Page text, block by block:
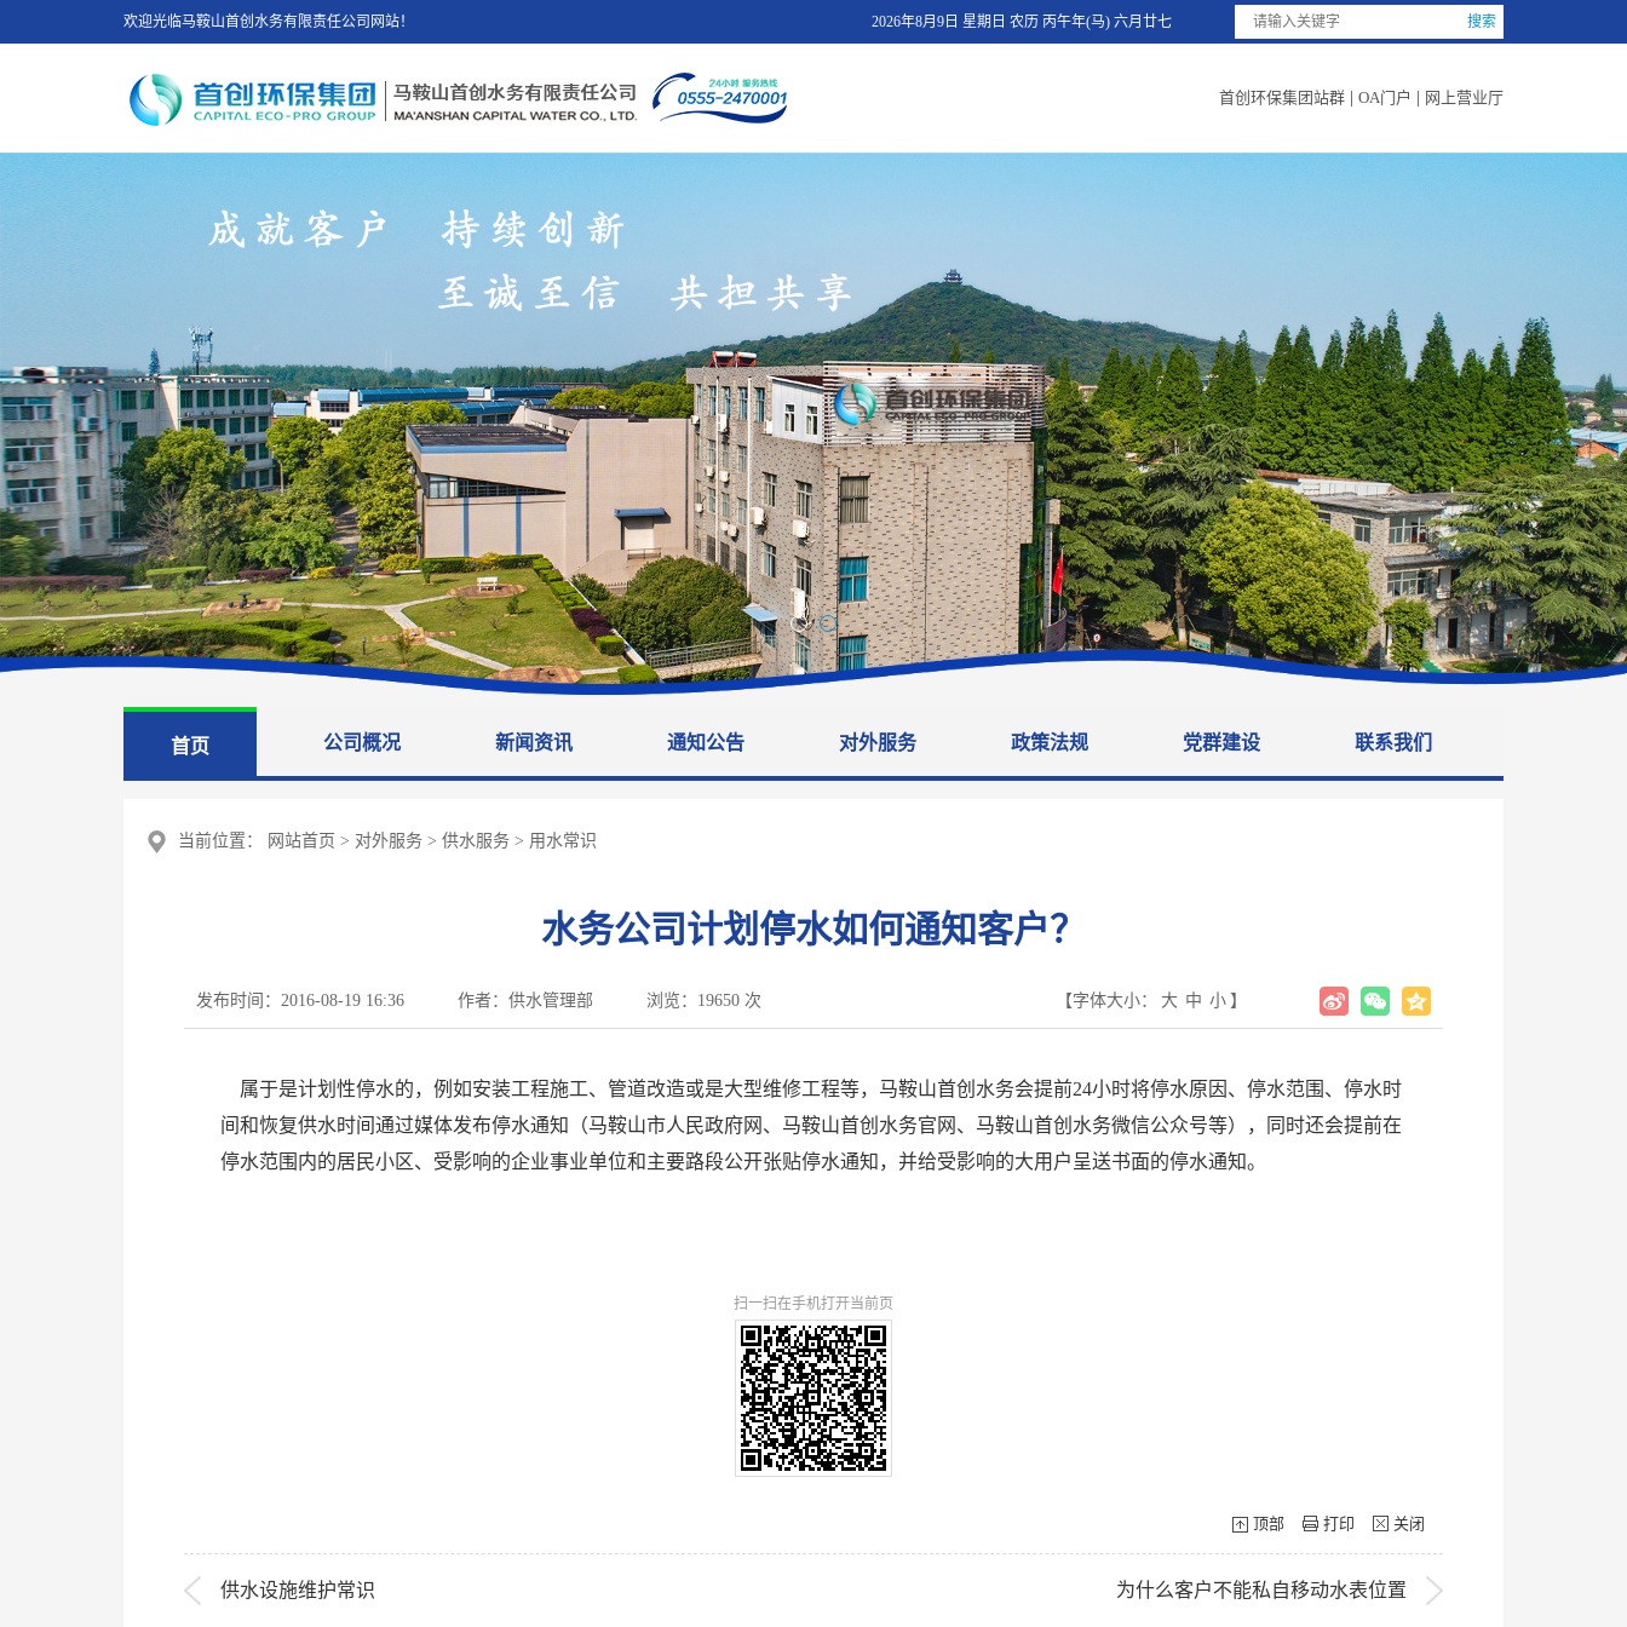
欢迎光临马鞍山首创水务有限责任公司网站！ 2026年8月9日 星期日 农历 丙午年(马) 六月廿七
首创环保集团站群 OA门户 网上营业厅
首页 公司概况 新闻资讯 通知公告 对外服务 政策法规 党群建设 联系我们
当前位置： 网站首页 > 对外服务 > 供水服务 > 用水常识
水务公司计划停水如何通知客户？
发布时间：2016-08-19 16:36 作者：供水管理部 浏览： 19650 次 【字体大小： 大 中 小 】
属于是计划性停水的，例如安装工程施工、管道改造或是大型维修工程等，马鞍山首创水务会提前24小时将停水原因、停水范围、停水时
间和恢复供水时间通过媒体发布停水通知（马鞍山市人民政府网、马鞍山首创水务官网、马鞍山首创水务微信公众号等），同时还会提前在
停水范围内的居民小区、受影响的企业事业单位和主要路段公开张贴停水通知，并给受影响的大用户呈送书面的停水通知。
扫一扫在手机打开当前页
顶部 打印 关闭
供水设施维护常识 为什么客户不能私自移动水表位置